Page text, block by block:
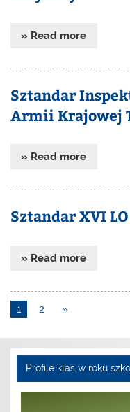
» Read more
Sztandar
Armii Krajowej
» Read more
Sztandar XVI
» Read more
1 2 »
Profile klas w roku